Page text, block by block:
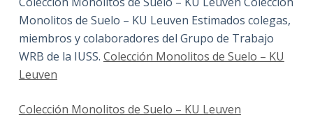
Monolitos de Suelo – KU Leuven Estimados colegas,
miembros y colaboradores del Grupo de Trabajo
WRB de la IUSS. Colección Monolitos de Suelo – KU
Leuven
Colección Monolitos de Suelo – KU Leuven